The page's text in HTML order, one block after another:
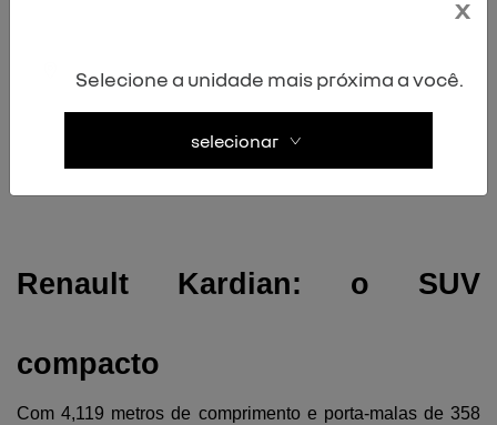
O sistema de recarga é versátil, permitindo abastecimento
mais de 3.000 pontos de recarga espalhados pelo território
nacional. A aceleração instantânea do motor elétrico
proporciona uma experiência de condução diferenciada,
Renault Kardian: o SUV
compacto
Com 4,119 metros de comprimento e porta-malas de 358
x
Selecione a unidade mais próxima a você.
selecionar